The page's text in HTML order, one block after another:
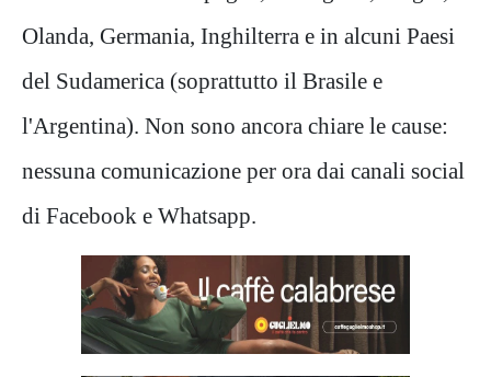
Olanda, Germania, Inghilterra e in alcuni Paesi
del Sudamerica (soprattutto il Brasile e
l'Argentina). Non sono ancora chiare le cause:
nessuna comunicazione per ora dai canali social
di Facebook e Whatsapp.